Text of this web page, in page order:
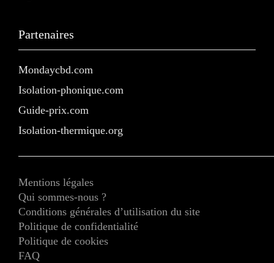
Partenaires
Mondaycbd.com
Isolation-phonique.com
Guide-prix.com
Isolation-thermique.org
Mentions légales
Qui sommes-nous ?
Conditions générales d’utilisation du site
Politique de confidentialité
Politique de cookies
FAQ